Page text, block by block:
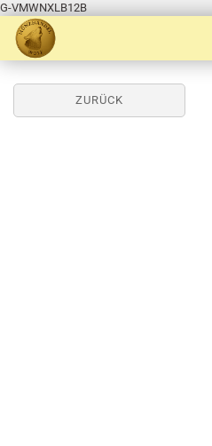
G-VMWNXLB12B
ZURÜCK